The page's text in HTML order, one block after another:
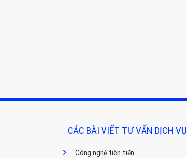
CÁC BÀI VIẾT TƯ VẤN DỊCH VỤ
Công nghệ tiên tiến